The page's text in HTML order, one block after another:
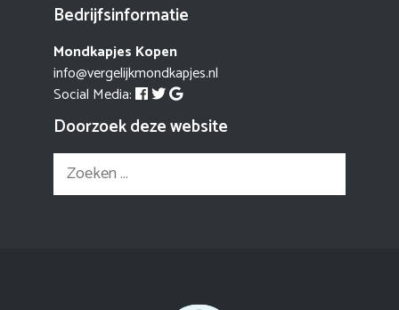
Bedrijfsinformatie
Mondkapjes Kopen
info@vergelijkmondkapjes.nl
Social Media:
Doorzoek deze website
Zoek
naar: